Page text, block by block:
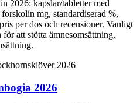
2026: kapslar/tabletter med
mg, standardiserad %,
per dos och recensioner. Vanligt
att stötta ämnesomsättning,
2026